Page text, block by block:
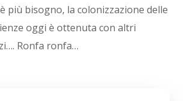
più bisogno, la colonizzazione delle
oggi è ottenuta con altri
Ronfa ronfa…